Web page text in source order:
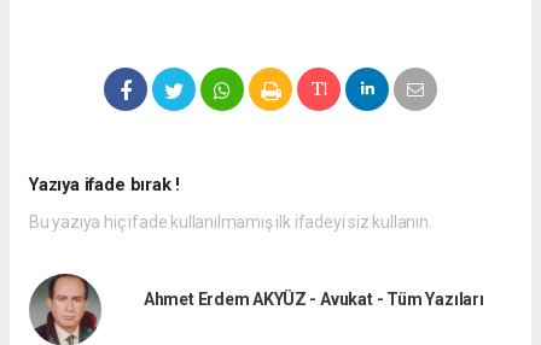
Yazıya ifade bırak !
Bu yazıya hiç ifade kullanılmamış ilk ifadeyi siz kullanın.
Ahmet Erdem AKYÜZ - Avukat - Tüm Yazıları